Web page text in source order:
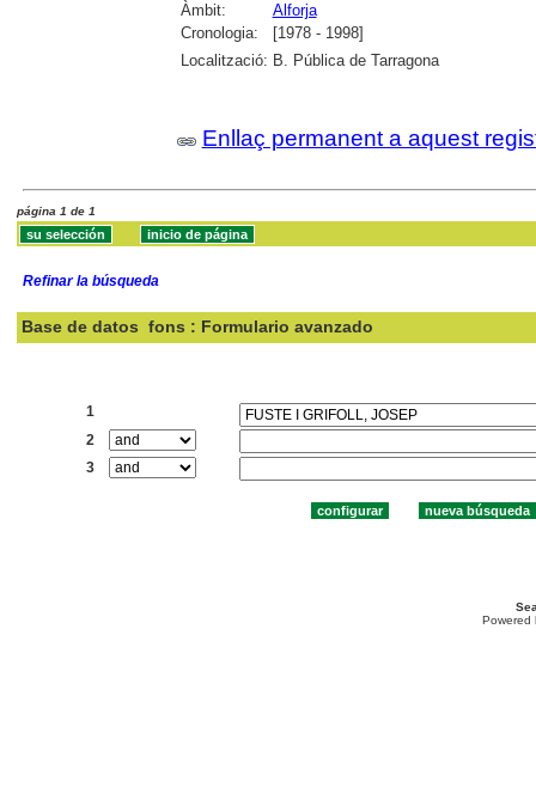
Àmbit:
Alforja
Cronologia:
[1978 - 1998]
Localització: B. Pública de Tarragona
Enllaç permanent a aquest
página 1 de 1
Refinar la búsqueda
Base de datos fons : Formulario avanzado
1
2
3
Powered